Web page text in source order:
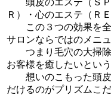
Ｒ）・心のエステ（Ｒ
この３つの効果を全
サロンならではのメニュ
つまり毛穴の大掃除
お客様を癒したいという
想いのこもった頭皮
だけるのがプリズムこ